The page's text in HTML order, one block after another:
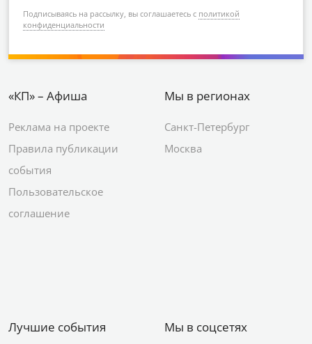
Подписываясь на рассылку, вы соглашаетесь с политикой
конфиденциальности
«КП» – Афиша
Реклама на проекте
Правила публикации
события
Пользовательское
соглашение
Мы в регионах
Санкт-Петербург
Москва
Лучшие события Мы в соцсетях